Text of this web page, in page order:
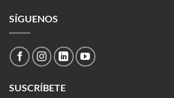
SÍGUENOS
SUSCRÍBETE